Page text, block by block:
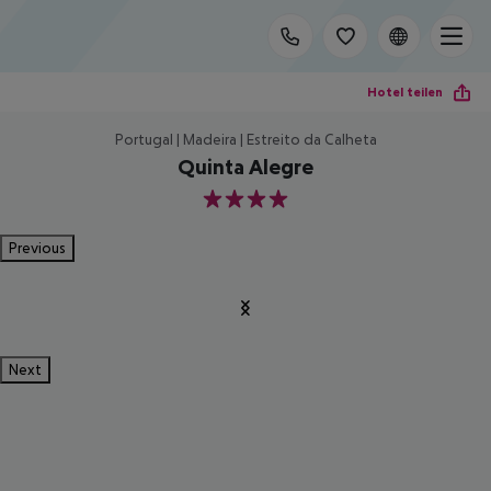
Hotel teilen
Portugal | Madeira | Estreito da Calheta
Quinta Alegre
4
Previous
Next